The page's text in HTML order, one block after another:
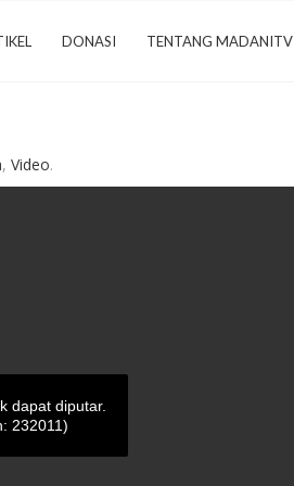
DONASI TENTANG MADANITV
, Video.
dapat diputar.
232011)